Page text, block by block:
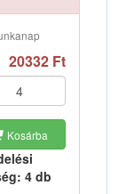
20332 Ft
Kosárba
4 db